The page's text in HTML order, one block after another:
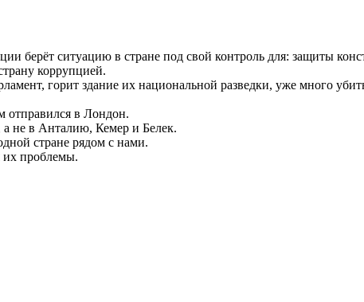
ситуацию в стране под свой контроль для: защиты
коррупцией.
горит здание их национальной разведки, уже много
отправился в Лондон.
не в Анталию, Кемер и Белек.
стране рядом с нами.
проблемы.